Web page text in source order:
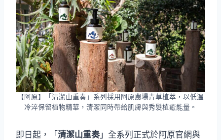
【阿原】「清潔山重奏」系列採用阿原農場青草植萃，以低溫
冷淬保留植物精華，清潔同時帶給肌膚與秀髮植癒能量。
即日起，「 清潔山重奏」全系列正式於阿原官網與